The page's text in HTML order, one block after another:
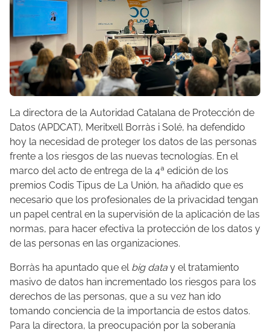
La directora de la Autoridad Catalana de Protección de
Datos (APDCAT), Meritxell Borràs i Solé, ha defendido
hoy la necesidad de proteger los datos de las personas
frente a los riesgos de las nuevas tecnologías. En el
marco del acto de entrega de la 4ª edición de los
premios Codis Tipus de La Unión, ha añadido que es
necesario que los profesionales de la privacidad tengan
un papel central en la supervisión de la aplicación de las
normas, para hacer efectiva la protección de los datos y
de las personas en las organizaciones.
Borràs ha apuntado que el big data y el tratamiento
masivo de datos han incrementado los riesgos para los
derechos de las personas, que a su vez han ido
tomando conciencia de la importancia de estos datos.
Para la directora, la preocupación por la soberanía